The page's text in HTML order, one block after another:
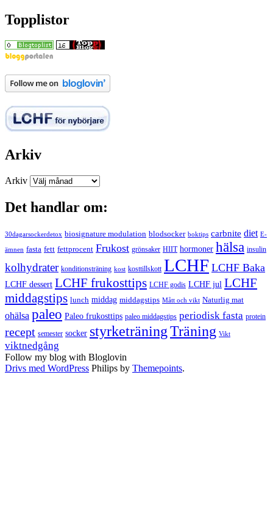
Topplistor
Arkiv
Arkiv
Det handlar om:
30dagarsockerdetox biosignature modulation blodsocker boktips carbnite diet E-
ämnen fasta fett fettprocent Frukost grönsaker HIIT hormoner hälsa insulin
kolhydrater konditionsträning kost kosttillskott LCHF LCHF Baka
LCHF dessert LCHF frukosttips LCHF godis LCHF jul LCHF
middagstips lunch middag middagstips Mått och vikt Naturlig mat
ohälsa paleo Paleo frukosttips paleo middagstips periodisk fasta protein
recept semester socker styrketräningTräning Vikt
viktnedgång
Follow my blog with Bloglovin
Drivs med WordPress Philips by Themepoints.